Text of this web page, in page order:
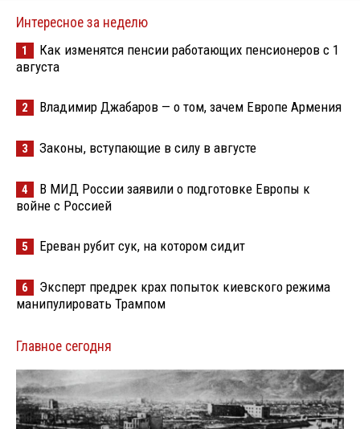
Интересное за неделю
1
Как изменятся пенсии работающих пенсионеров с 1
августа
2 Владимир Джабаров — о том, зачем Европе Армения
3 Законы, вступающие в силу в августе
4
В МИД России заявили о подготовке Европы к
войне с Россией
5 Ереван рубит сук, на котором сидит
6
Эксперт предрек крах попыток киевского режима
манипулировать Трампом
Главное сегодня